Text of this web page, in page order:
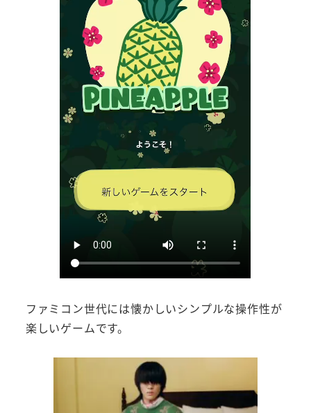
ファミコン世代には懐かしいシンプルな操作性が
楽しいゲームです。